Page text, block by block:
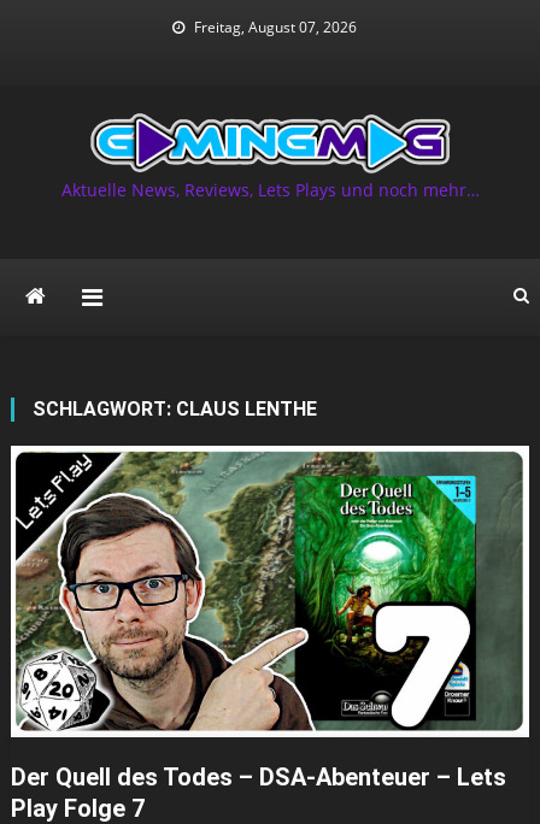
Freitag, August 07, 2026
Aktuelle News, Reviews, Lets Plays und noch mehr…
SCHLAGWORT: CLAUS LENTHE
Der Quell des Todes – DSA-Abenteuer – Lets
Play Folge 7